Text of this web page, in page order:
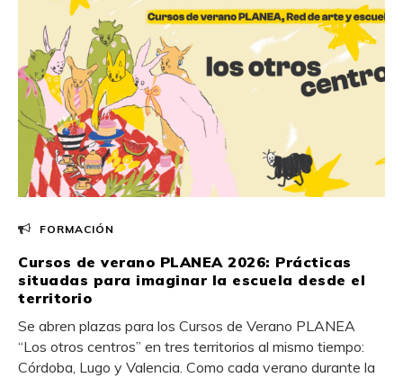
FORMACIÓN
Cursos de verano PLANEA 2026: Prácticas
situadas para imaginar la escuela desde el
territorio
Se abren plazas para los Cursos de Verano PLANEA
“Los otros centros” en tres territorios al mismo tiempo:
Córdoba, Lugo y Valencia. Como cada verano durante la